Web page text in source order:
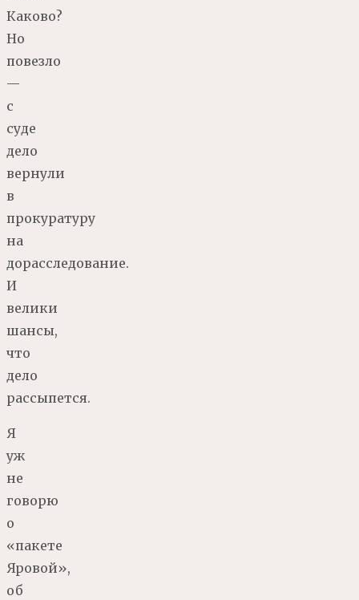
Каково?
Но
повезло
—
с
суде
дело
вернули
в
прокуратуру
на
дорасследование.
И
велики
шансы,
что
дело
рассыпется.
Я
уж
не
говорю
о
«пакете
Яровой»,
об